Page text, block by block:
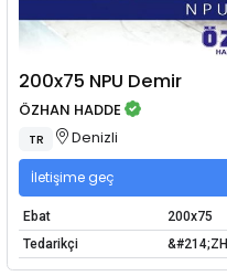
200x75 NPU Demir
ÖZHAN HADDE
TR Denizli
İletişime geç
Ebat
200x75
Tedarikçi